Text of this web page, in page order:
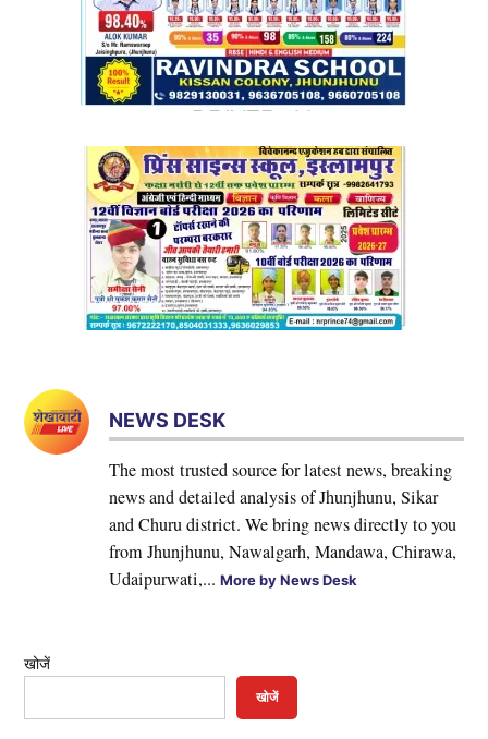
NEWS DESK
The most trusted source for latest news, breaking
news and detailed analysis of Jhunjhunu, Sikar
and Churu district. We bring news directly to you
from Jhunjhunu, Nawalgarh, Mandawa, Chirawa,
Udaipurwati,...More by News Desk
खोजें
खोजें